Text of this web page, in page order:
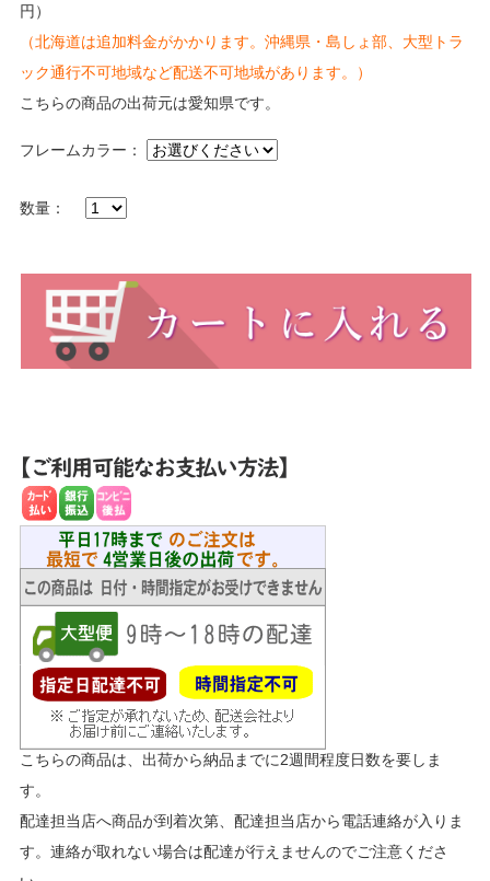
円）
（北海道は追加料金がかかります。沖縄県・島しょ部、大型トラ
ック通行不可地域など配送不可地域があります。）
こちらの商品の出荷元は愛知県です。
フレームカラー：
数量：
こちらの商品は、出荷から納品までに2週間程度日数を要しま
す。
配達担当店へ商品が到着次第、配達担当店から電話連絡が入りま
す。連絡が取れない場合は配達が行えませんのでご注意くださ